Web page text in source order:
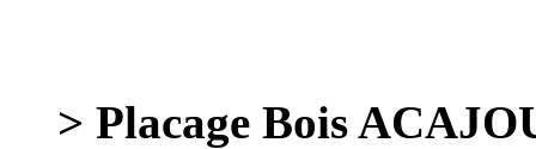
> Placage Bois